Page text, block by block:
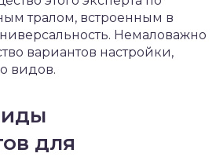
тралом, встроенным в
Немаловажно
вариантов настройки,
видов.
для